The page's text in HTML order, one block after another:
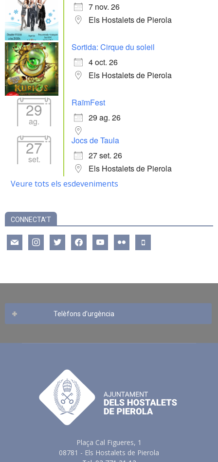
7 nov. 26
Els Hostalets de Pierola
Sortida: Cirque du soleil
4 oct. 26
Els Hostalets de Pierola
29
ag.
RaïmFest
29 ag. 26
27
set.
Jocs de Taula
27 set. 26
Els Hostalets de Pierola
Veure tots els esdeveniments
CONNECTA’T
mail instagramtwitter facebookyoutube flickr mobile
Telèfons d’urgència
Plaça Cal Figueres, 1
08781 - Els Hostalets de Pierola